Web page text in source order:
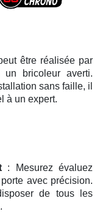
être réalisée par
bricoleur averti.
sans faille, il
à un expert.
: Mesurez évaluez
avec précision.
de tous les